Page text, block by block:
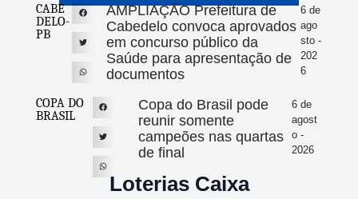
CABE
DELO-
PB
AMPLIAÇÃO Prefeitura de
Cabedelo convoca aprovados
em concurso público da
Saúde para apresentação de
documentos
6 de
ago
sto -
202
6
COPA DO
BRASIL
Copa do Brasil pode
reunir somente
campeões nas quartas
de final
6 de
agost
o -
2026
Loterias Caixa